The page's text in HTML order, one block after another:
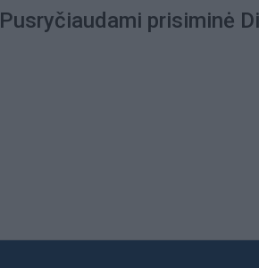
Pusryčiaudami prisiminė